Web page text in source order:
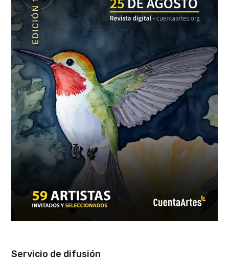
Servicio de difusión